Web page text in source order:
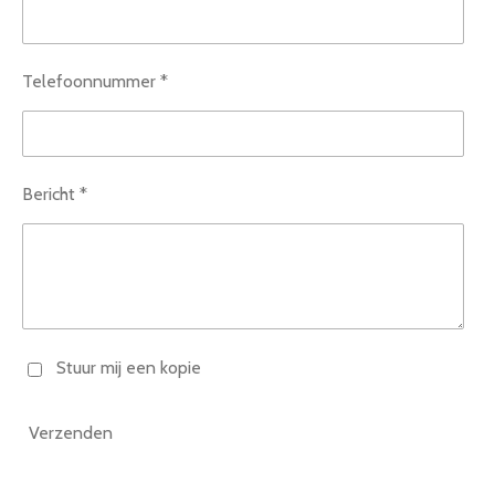
Telefoonnummer *
Bericht *
Stuur mij een kopie
Verzenden